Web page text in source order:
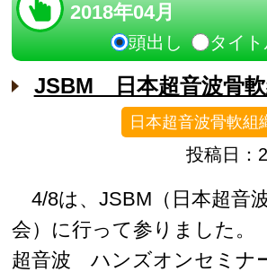
2018年04月
頭出し タイ
JSBM 日本超音波骨
日本超音波骨軟組
投稿日：
4/8は、JSBM（日本超音
会）に行って参りまし
超音波 ハンズオンセミ